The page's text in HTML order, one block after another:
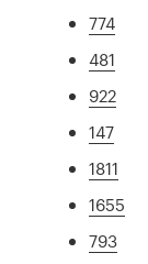
774
481
922
147
1811
1655
793